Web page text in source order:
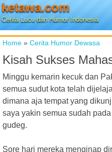
ketawa.com
Cerita Lucu dan Humor Indonesia
Home » Cerita Humor Dewasa
Kisah Sukses
Minggu kemarin kecuk dan
semua sudut kota telah
dimana aja tempat yang
saya yakin semua sudah
gudeg.
Sore hari mereka menginap